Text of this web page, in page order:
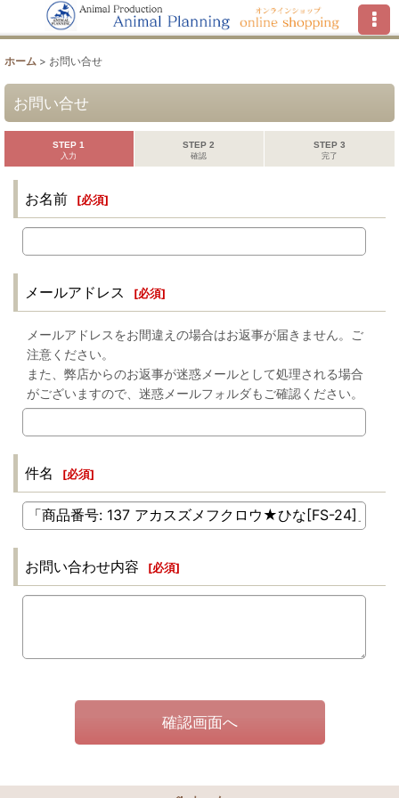
ホーム > お問い合せ
お問い合せ
STEP 1
入力
STEP 2
確認
STEP 3
完了
お名前 [必須]
メールアドレス [必須]
メールアドレスをお間違えの場合はお返事が届きません。ご
注意ください。
また、弊店からのお返事が迷惑メールとして処理される場合
がございますので、迷惑メールフォルダもご確認ください。
件名 [必須]
お問い合わせ内容 [必須]
確認画面へ